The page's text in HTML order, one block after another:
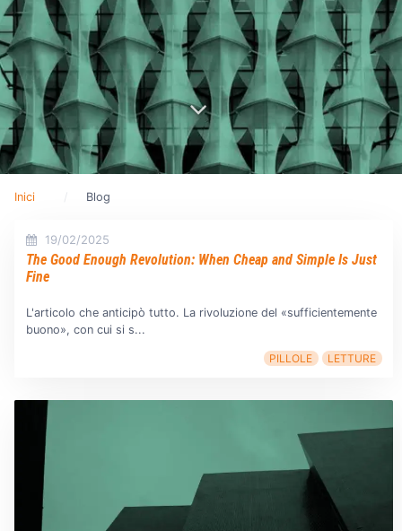
Inici Blog
19/02/2025
The Good Enough Revolution: When Cheap and Simple Is Just
Fine
L'articolo che anticipò tutto. La rivoluzione del «sufficientemente
buono», con cui si s...
PILLOLE LETTURE